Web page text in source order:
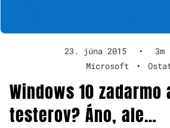
23. júna 2015 •
Microsoft
•
Windows 10 zadarmo
testerov? Áno, ale…